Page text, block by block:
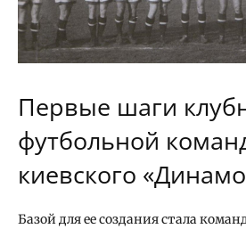
Первые шаги
футбольной
киевского
Базой для ее создания стала